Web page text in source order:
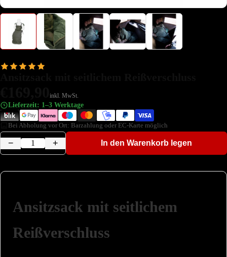
inkl. MwSt.
Lieferzeit: 1–3 Werktage
Bei Abholung vor Ort: Barzahlung oder EC-Karte möglich
− + In den Warenkorb legen
Ansitzsack mit seitlichem
Reißverschluss